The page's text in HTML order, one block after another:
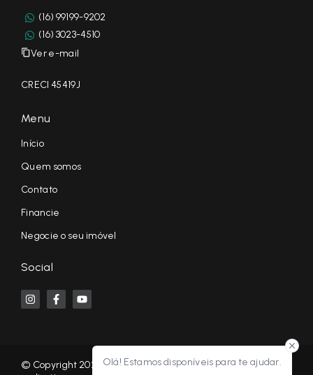
Olá! Estamos disponíveis para te ajudar.
(16) 99199-9202
(16) 3023-4510
Ver e-mail
CRECI 45419J
Menu
Início
Quem somos
Contato
Financie
Negocie o seu imóvel
Social
© Copyright 2026 - KF NEGÓCIOS IMOBILIÁRIOS RP - Todos